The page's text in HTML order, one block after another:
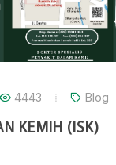
4443 Blog
KEMIH (ISK)